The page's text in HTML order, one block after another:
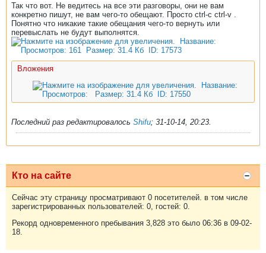
Так что вот. Не ведитесь на все эти разговоры, они не вам
конкретно пишут, не вам чего-то обещают. Просто ctrl-c ctrl-v .
Понятно что никакие такие обещания чего-то вернуть или
перевыслать не будут выполнятся.
Вложения
Последний раз редактировалось Shifu; 31-10-14, 20:23
Кто на сайте
Сейчас эту страницу просматривают 0 посетителей. в том числе
зарегистрированных пользователей: 0, гостей: 0.
Рекорд одновременного пребывания 3,828 это было 06:36 в 09-02-
18.